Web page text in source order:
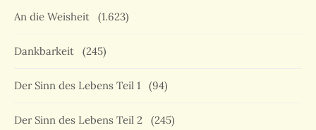
An die Weisheit (1.623)
Dankbarkeit (245)
Der Sinn des Lebens Teil 1 (94)
Der Sinn des Lebens Teil 2 (245)